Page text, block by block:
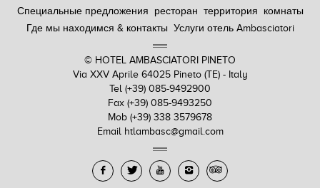
Специальные предложения ресторан территория
комнаты
Где мы находимся & контакты Услуги отель Ambasciatori
© HOTEL AMBASCIATORI PINETO
Via XXV Aprile 64025 Pineto (TE) - Italy
Tel (+39) 085-9492900
Fax (+39) 085-9493250
Mob (+39) 338 3579678
Email htlambasc@gmail.com